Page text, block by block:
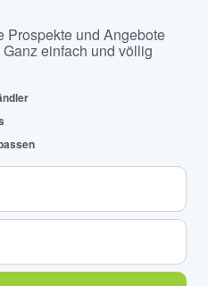
Prospekte und Angebote
einfach und völlig